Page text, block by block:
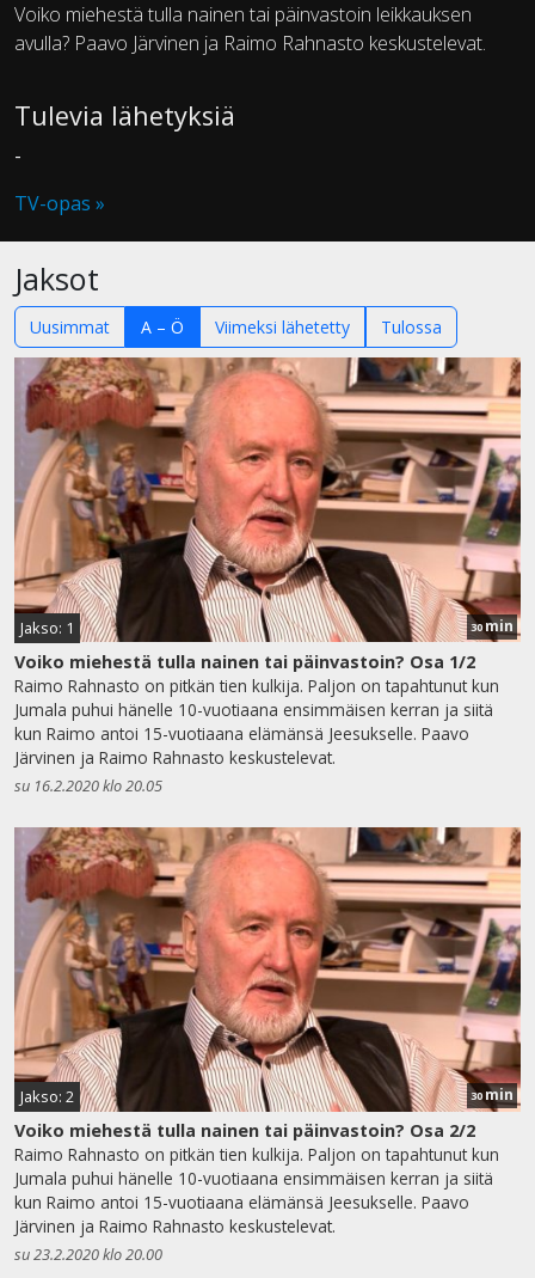
Voiko miehestä tulla nainen tai päinvastoin leikkauksen
avulla? Paavo Järvinen ja Raimo Rahnasto keskustelevat.
Tulevia lähetyksiä
-
TV-opas »
Jaksot
Uusimmat A – Ö Viimeksi lähetetty Tulossa
Jakso: 1 30 min
Voiko miehestä tulla nainen tai päinvastoin? Osa 1/2
Raimo Rahnasto on pitkän tien kulkija. Paljon on tapahtunut kun
Jumala puhui hänelle 10-vuotiaana ensimmäisen kerran ja siitä
kun Raimo antoi 15-vuotiaana elämänsä Jeesukselle. Paavo
Järvinen ja Raimo Rahnasto keskustelevat.
su 16.2.2020 klo 20.05
Jakso: 2 30 min
Voiko miehestä tulla nainen tai päinvastoin? Osa 2/2
Raimo Rahnasto on pitkän tien kulkija. Paljon on tapahtunut kun
Jumala puhui hänelle 10-vuotiaana ensimmäisen kerran ja siitä
kun Raimo antoi 15-vuotiaana elämänsä Jeesukselle. Paavo
Järvinen ja Raimo Rahnasto keskustelevat.
su 23.2.2020 klo 20.00